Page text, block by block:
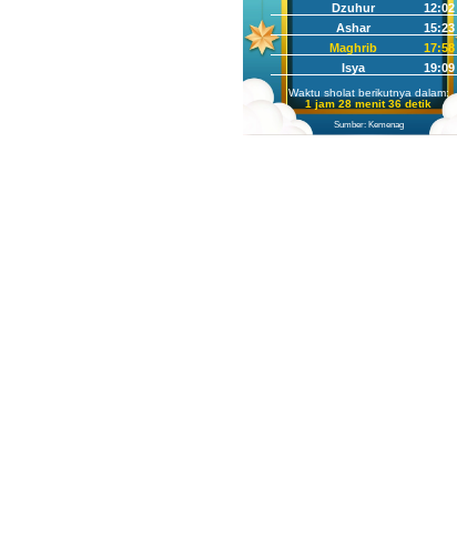
Dzuhur
12:02
Ashar
15:23
Maghrib
17:58
Isya
19:09
Waktu sholat berikutnya dalam:
1 jam 28 menit 35 detik
Sumber: Kemenag